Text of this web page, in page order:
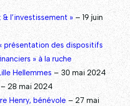
& l’investissement »– 19 juin
présentation des dispositifs
» à la ruche
Hellemmes– 30 mai 2024
– 28 mai 2024
Henry, bénévole– 27 mai